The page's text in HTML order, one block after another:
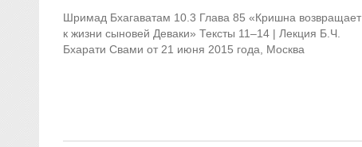
Шримад Бхагаватам 10.3 Глава 85 «Кришна возвращает
к жизни сыновей Деваки» Тексты 11–14 | Лекция Б.Ч.
Бхарати Свами от 21 июня 2015 года, Москва